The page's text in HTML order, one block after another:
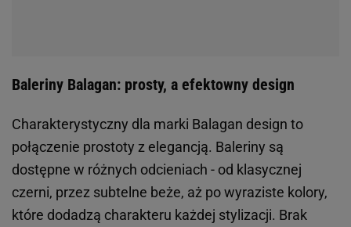
Baleriny Balagan: prosty, a efektowny design
Charakterystyczny dla marki Balagan design to
połączenie prostoty z elegancją. Baleriny są
dostępne w różnych odcieniach - od klasycznej
czerni, przez subtelne beże, aż po wyraziste kolory,
które dodadzą charakteru każdej stylizacji. Brak